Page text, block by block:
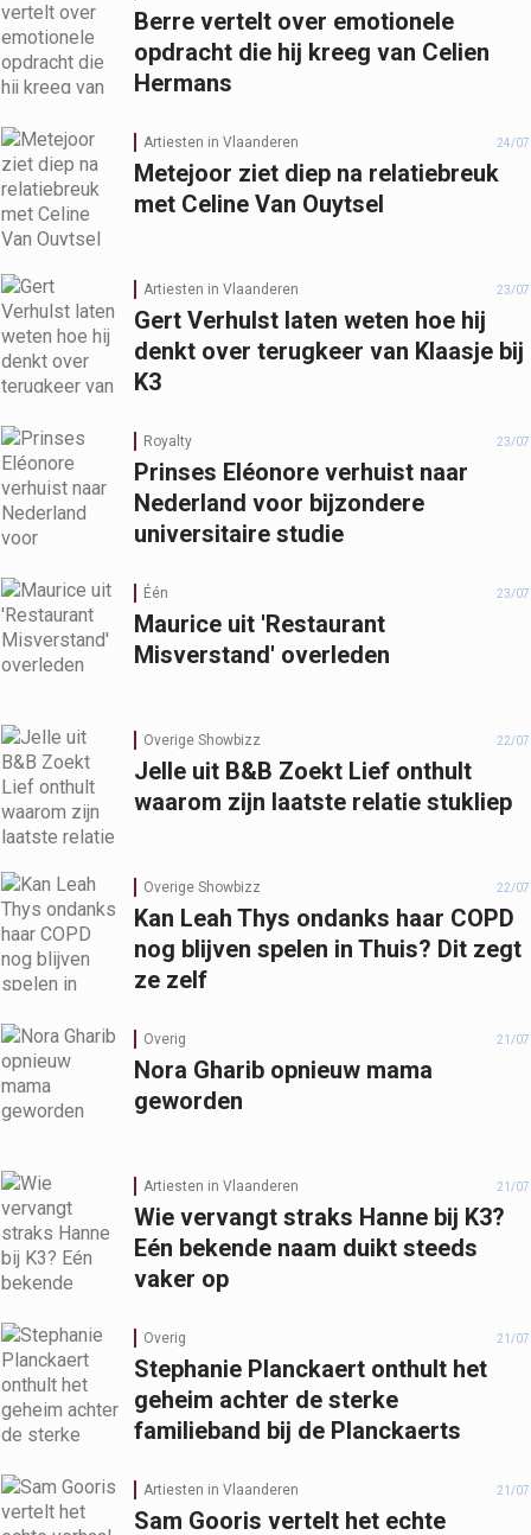
Berre vertelt over emotionele
opdracht die hij kreeg van Celien
Hermans
Artiesten in Vlaanderen 24/07
Metejoor ziet diep na relatiebreuk
met Celine Van Ouytsel
Artiesten in Vlaanderen 23/07
Gert Verhulst laten weten hoe hij
denkt over terugkeer van Klaasje bij
K3
Royalty 23/07
Prinses Eléonore verhuist naar
Nederland voor bijzondere
universitaire studie
Één 23/07
Maurice uit 'Restaurant
Misverstand' overleden
Overige Showbizz 22/07
Jelle uit B&B Zoekt Lief onthult
waarom zijn laatste relatie stukliep
Overige Showbizz 22/07
Kan Leah Thys ondanks haar COPD
nog blijven spelen in Thuis? Dit zegt
ze zelf
Overig 21/07
Nora Gharib opnieuw mama
geworden
Artiesten in Vlaanderen 21/07
Wie vervangt straks Hanne bij K3?
Eén bekende naam duikt steeds
vaker op
Overig 21/07
Stephanie Planckaert onthult het
geheim achter de sterke
familieband bij de Planckaerts
Artiesten in Vlaanderen 21/07
Sam Gooris vertelt het echte